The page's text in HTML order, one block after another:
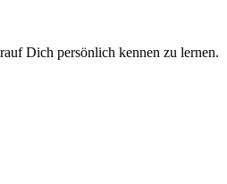
Dich persönlich kennen zu lernen.